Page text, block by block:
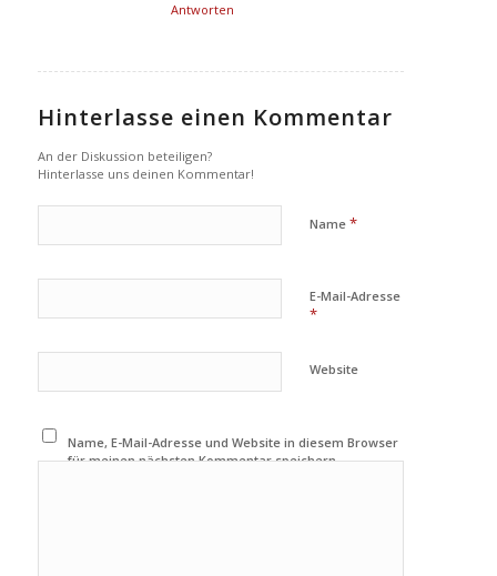
Antworten
Hinterlasse einen Kommentar
An der Diskussion beteiligen?
Hinterlasse uns deinen Kommentar!
Name *
E-Mail-Adresse
*
Website
Name, E-Mail-Adresse und Website in diesem Browser
für meinen nächsten Kommentar speichern.